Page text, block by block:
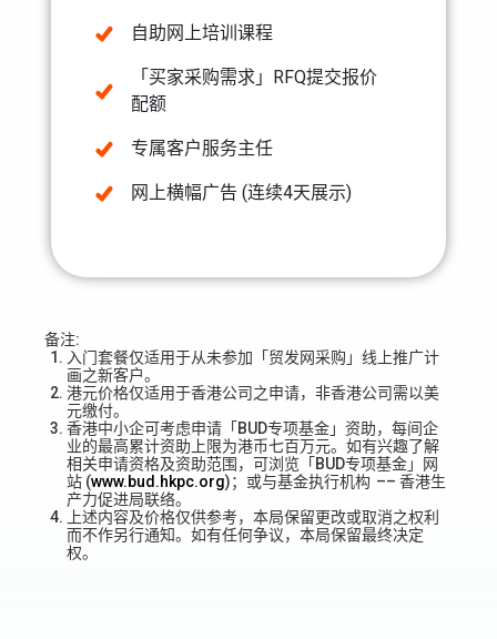
自助网上培训课程
「买家采购需求」RFQ提交报价
配额
专属客户服务主任
网上横幅广告 (连续4天展示)
备注:
入门套餐仅适用于从未参加「贸发网采购」线上推广计
画之新客户。
港元价格仅适用于香港公司之申请，非香港公司需以美
元缴付。
香港中小企可考虑申请「BUD专项基金」资助，每间企
业的最高累计资助上限为港币七百万元。如有兴趣了解
相关申请资格及资助范围，可浏览「BUD专项基金」网
站 (www.bud.hkpc.org)；或与基金执行机构 –– 香港生
产力促进局联络。
上述内容及价格仅供参考，本局保留更改或取消之权利
而不作另行通知。如有任何争议，本局保留最终决定
权。